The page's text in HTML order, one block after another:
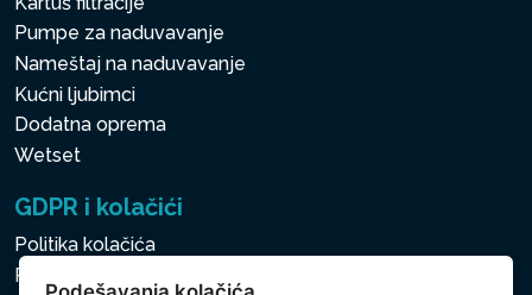
Pumpe za naduvavanje
Nameštaj na naduvavanje
Kućni ljubimci
Dodatna oprema
Wetset
GDPR i kolačići
Politika kolačića
Politika zaštite ličnih i drugih obrađivanih podataka